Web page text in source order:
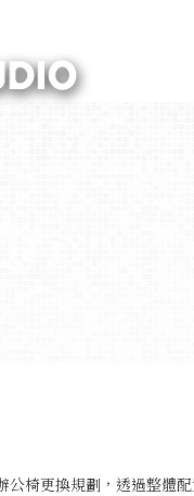
椅更換規劃，透過整體